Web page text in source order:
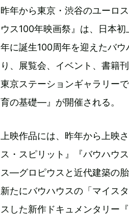
昨年から東京・渋谷のユーロ
ウス100年映画祭』は、日本
年に誕生100周年を迎えたバ
り、展覧会、イベント、書籍
東京ステーションギャラリー
育の基礎―』が開催される。
上映作品には、昨年から上映
ス・スピリット』『バウハウ
ス―グロピウスと近代建築の
新たにバウハウスの「マイス
スした新作ドキュメンタリー